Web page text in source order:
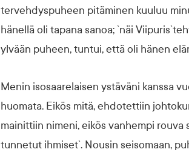
tervehdyspuheen pitäminen kuuluu
hänellä oli tapana sanoa; `näi
ylvään puheen, tuntui, että oli hänen
Menin isosaarelaisen ystäväni kanssa
huomata. Eikös mitä, ehdotettiin
mainittiin nimeni, eikös vanhempi
tunnetut ihmiset`. Nousin seisomaan,